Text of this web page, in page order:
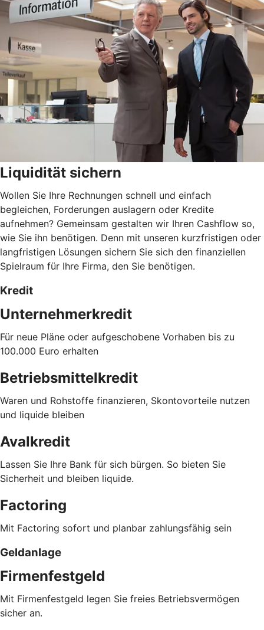
Liquidität sichern
Wollen Sie Ihre Rechnungen schnell und einfach
begleichen, Forderungen auslagern oder Kredite
aufnehmen? Gemeinsam gestalten wir Ihren Cashflow so,
wie Sie ihn benötigen. Denn mit unseren kurzfristigen oder
langfristigen Lösungen sichern Sie sich den finanziellen
Spielraum für Ihre Firma, den Sie benötigen.
Kredit
Unternehmerkredit
Für neue Pläne oder aufgeschobene Vorhaben bis zu
100.000 Euro erhalten
Betriebsmittelkredit
Waren und Rohstoffe finanzieren, Skontovorteile nutzen
und liquide bleiben
Avalkredit
Lassen Sie Ihre Bank für sich bürgen. So bieten Sie
Sicherheit und bleiben liquide.
Factoring
Mit Factoring sofort und planbar zahlungsfähig sein
Geldanlage
Firmenfestgeld
Mit Firmenfestgeld legen Sie freies Betriebsvermögen
sicher an.